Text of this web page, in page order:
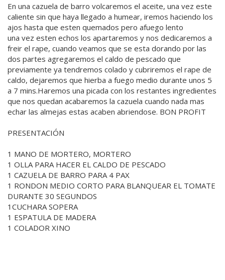
En una cazuela de barro volcaremos el aceite, una vez este
caliente sin que haya llegado a humear, iremos haciendo los
ajos hasta que esten quemados pero afuego lento
una vez esten echos los apartaremos y nos dedicaremos a
freir el rape, cuando veamos que se esta dorando por las
dos partes agregaremos el caldo de pescado que
previamente ya tendremos colado y cubriremos el rape de
caldo, dejaremos que hierba a fuego medio durante unos 5
a 7 mins.Haremos una picada con los restantes ingredientes
que nos quedan acabaremos la cazuela cuando nada mas
echar las almejas estas acaben abriendose. BON PROFIT
PRESENTACIÓN
1 MANO DE MORTERO, MORTERO
1 OLLA PARA HACER EL CALDO DE PESCADO
1 CAZUELA DE BARRO PARA 4 PAX
1 RONDON MEDIO CORTO PARA BLANQUEAR EL TOMATE
DURANTE 30 SEGUNDOS
1CUCHARA SOPERA
1 ESPATULA DE MADERA
1 COLADOR XINO